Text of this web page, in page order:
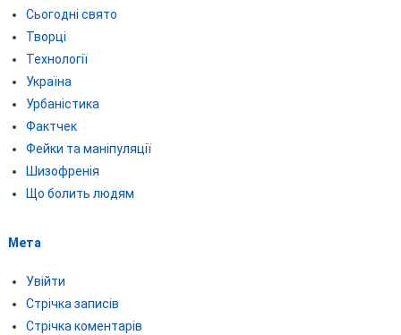
Сьогодні свято
Творці
Технології
Україна
Урбаністика
Фактчек
Фейки та маніпуляції
Шизофренія
Що болить людям
Мета
Увійти
Стрічка записів
Стрічка коментарів